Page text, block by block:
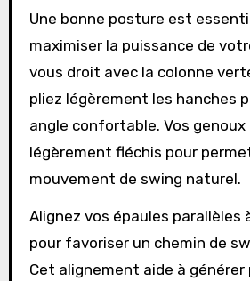
Une bonne posture est
maximiser la puissance de
vous droit avec la colonne
pliez légèrement les hanches
angle confortable. Vos
légèrement fléchis pour
mouvement de swing naturel.
Alignez vos épaules parallèles
pour favoriser un chemin de
Cet alignement aide à générer